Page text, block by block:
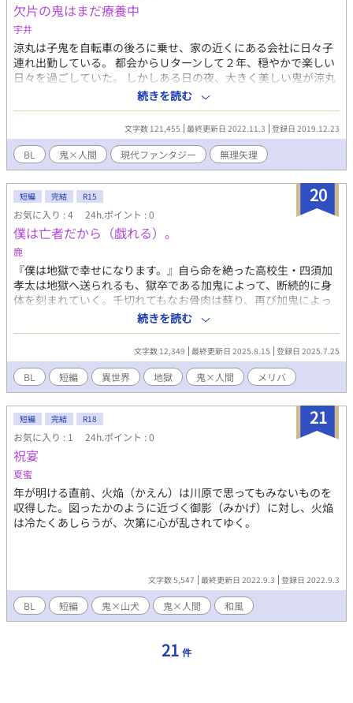
欠片の鬼はまだ療養中
宇井
涼丸は子鬼を自転車の後ろに乗せ、家の近くにある会社に日々子
連れ出勤している。 都会からＵターンして２年、穏やかで楽しい
日々を過ごしていた。 しかしある日の夜、大きく美しい鬼が涼丸
の前に現れ、お前が私の花嫁かと問われ襲われてしまう。 なんで
僕がこんな目に！？ 強気の鬼に流されながら、でもたまに抵抗し
少しづつ互いを知っていく。 その頃、会社では傷病休暇を取って
いる気掛かりな人がいて…… 時代がとまってしまっている鬼×心
優しく諦めの早い男 ※以前エブリスタ天下分け目のＢＬ合戦夏の
陣に参戦し最終候補に残して頂きました。当時とは作者名が少し
違っていますが本人です。
続きを読む
文字数 121,455 最終更新日 2022.11.3 登録日 2019.12.23
BL 鬼×人間 現代ファンタジー 無理矢理
20
短編 完結 R15
お気に入り : 4 24h.ポイント : 0
僕は亡者だから（戯れる）。
鹿
『僕は地獄で幸せになります。』自ら命を絶った高校生・四須加
孝太は地獄へ送られるも、獄卒である加鬼によって、断続的に身
体を刻まれていく。千切れてもなお骨肉は蘇り、再び加鬼によっ
て刻まれる地獄。痛感の中ででも、四須加は幸せを望む。 （お読
みくださりありがとうございます。完結済みです。更新予定はご
ざいません。ご感想いただけると嬉しいです）
続きを読む
文字数 12,349 最終更新日 2025.8.15 登録日 2025.7.25
BL 短編 異世界 地獄 鬼×人間 メリバ
21
短編 完結 R18
お気に入り : 1 24h.ポイント : 0
祝宴
夏蜜
年が明ける直前、火焔（かえん）は川原で思ってもみないものを
収得した。図ったかのように近づく御影（みかげ）に対し、火焔
は冷たくあしらうが、次第に心が乱されてゆく。
文字数 5,547 最終更新日 2022.9.3 登録日 2022.9.3
BL 短編 鬼×山犬 鬼×人間 和風
21 件